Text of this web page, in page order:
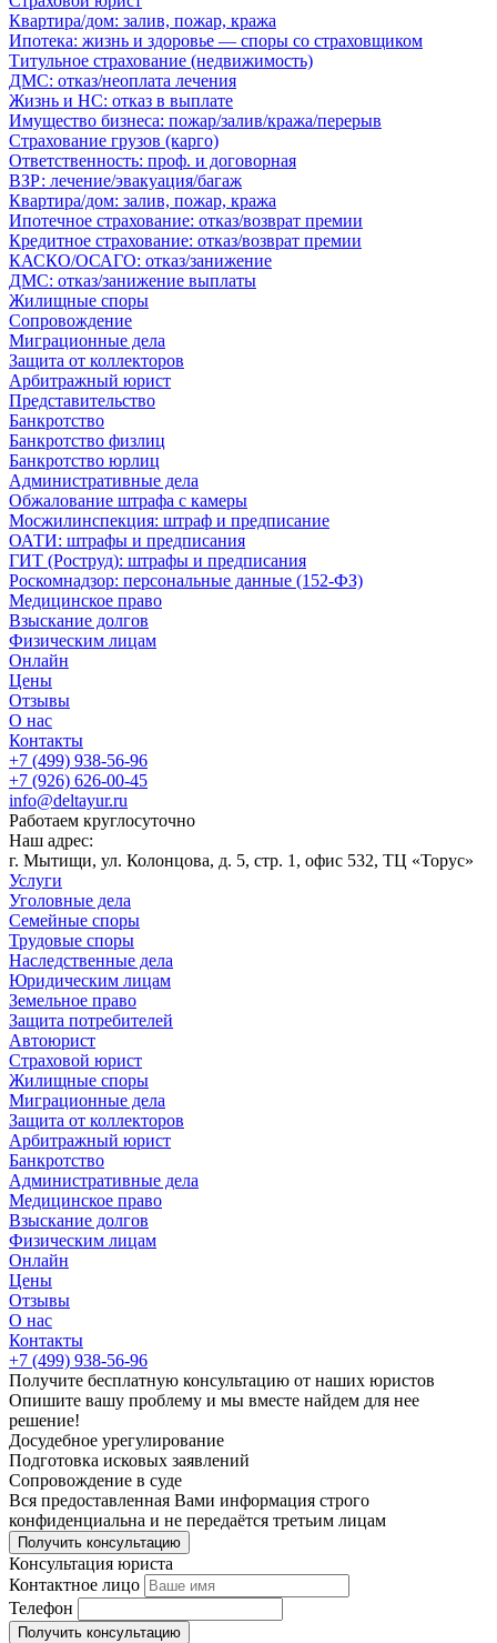
Квартира/дом: залив, пожар, кража
Ипотека: жизнь и здоровье — споры со страховщиком
Титульное страхование (недвижимость)
ДМС: отказ/неоплата лечения
Жизнь и НС: отказ в выплате
Имущество бизнеса: пожар/залив/кража/перерыв
Страхование грузов (карго)
Ответственность: проф. и договорная
ВЗР: лечение/эвакуация/багаж
Квартира/дом: залив, пожар, кража
Ипотечное страхование: отказ/возврат премии
Кредитное страхование: отказ/возврат премии
КАСКО/ОСАГО: отказ/занижение
ДМС: отказ/занижение выплаты
Жилищные споры
Сопровождение
Миграционные дела
Защита от коллекторов
Арбитражный юрист
Представительство
Банкротство
Банкротство физлиц
Банкротство юрлиц
Административные дела
Обжалование штрафа с камеры
Мосжилинспекция: штраф и предписание
ОАТИ: штрафы и предписания
ГИТ (Роструд): штрафы и предписания
Роскомнадзор: персональные данные (152-ФЗ)
Медицинское право
Взыскание долгов
Физическим лицам
Онлайн
Цены
Отзывы
О нас
Контакты
+7 (499) 938-56-96
+7 (926) 626-00-45
info@deltayur.ru
Работаем круглосуточно
Наш адрес:
г. Мытищи, ул. Колонцова, д. 5, стр. 1, офис 532, ТЦ «Торус»
Услуги
Уголовные дела
Семейные споры
Трудовые споры
Наследственные дела
Юридическим лицам
Земельное право
Защита потребителей
Автоюрист
Страховой юрист
Жилищные споры
Миграционные дела
Защита от коллекторов
Арбитражный юрист
Банкротство
Административные дела
Медицинское право
Взыскание долгов
Физическим лицам
Онлайн
Цены
Отзывы
О нас
Контакты
+7 (499) 938-56-96
Получите бесплатную консультацию от наших юристов
Опишите вашу проблему и мы вместе найдем для нее
решение!
Досудебное урегулирование
Подготовка исковых заявлений
Сопровождение в суде
Вся предоставленная Вами информация строго
конфиденциальна и не передаётся третьим лицам
Получить консультацию
Консультация юриста
Контактное лицо
Телефон
Получить консультацию